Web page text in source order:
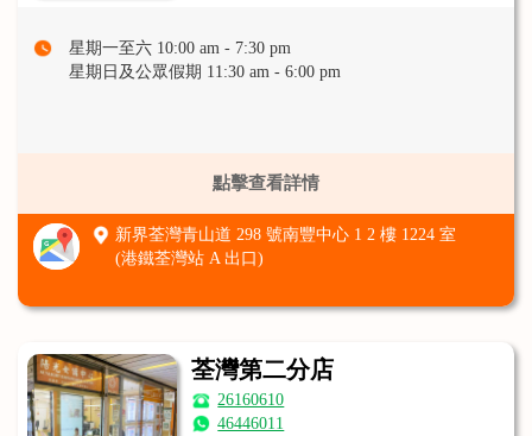
星期一至六 10:00 am - 7:30 pm
星期日及公眾假期 11:30 am - 6:00 pm
點擊查看詳情
新界荃灣青山道 298 號南豐中心 1 2 樓 1224 室
(港鐵荃灣站 A 出口)
荃灣第二分店
26160610
46446011